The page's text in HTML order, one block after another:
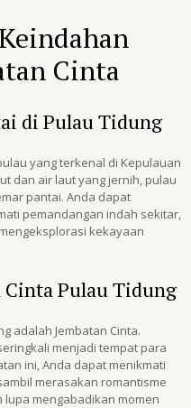
Cinta
di Pulau Tidung
yang terkenal di Kepulauan
dan air laut yang jernih, pulau
pantai. Anda dapat
pemandangan indah sekitar,
kekayaan
Pulau Tidung
adalah Jembatan Cinta.
menjadi tempat para
ini, Anda dapat menikmati
merasakan romantisme
lupa mengabadikan momen